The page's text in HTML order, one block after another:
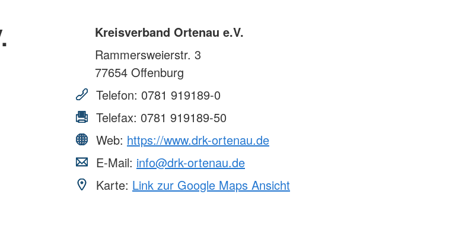
Kreisverband Ortenau e.V.
Rammersweierstr. 3
77654 Offenburg
Telefon: 0781 919189-0
Telefax: 0781 919189-50
Web: https://www.drk-ortenau.de
E-Mail: info@drk-ortenau.de
Karte: Link zur Google Maps Ansicht